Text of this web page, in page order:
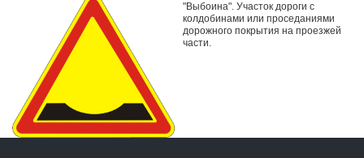
"Выбоина". Участок дороги с
колдобинами или проседаниями
дорожного покрытия на проезжей
части.